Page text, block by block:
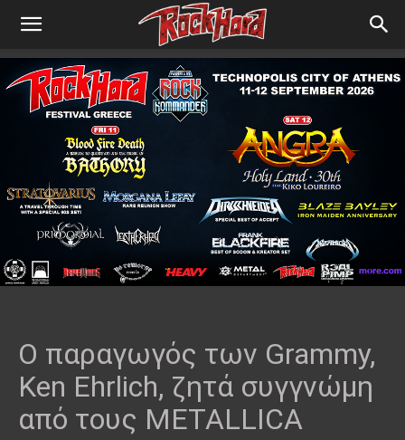
Ο παραγωγός των Grammy,
Ken Ehrlich, ζητά συγγνώμη
από τους METALLICA